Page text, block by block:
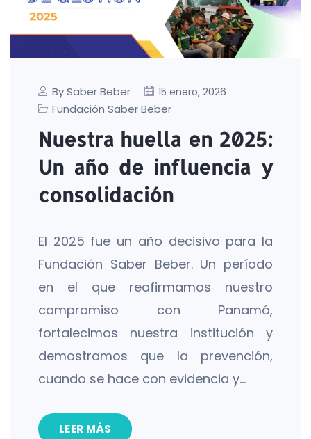
By Saber Beber 15 enero, 2026
Fundación Saber Beber
Nuestra huella en 2025:
Un año de influencia y
consolidación
El 2025 fue un año decisivo para la
Fundación Saber Beber. Un período
en el que reafirmamos nuestro
compromiso con Panamá,
fortalecimos nuestra institución y
demostramos que la prevención,
cuando se hace con evidencia y…
LEER MÁS